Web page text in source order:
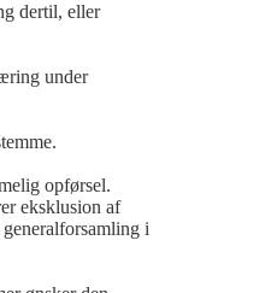
dertil, eller
under
opførsel.
eksklusion af
i